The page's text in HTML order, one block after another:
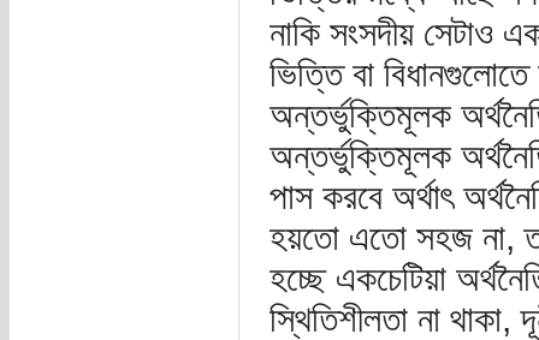
নাকি সংসদীয় সেটাও
ভিত্তি বা
অন্তর্ভুক্তিমূলক
অন্তর্ভুক্তিমূলক
পাস করবে অর্থাৎ
হয়তো এতো সহজ না,
হচ্ছে একচেটিয়া
স্থিতিশীলতা না থাকা,